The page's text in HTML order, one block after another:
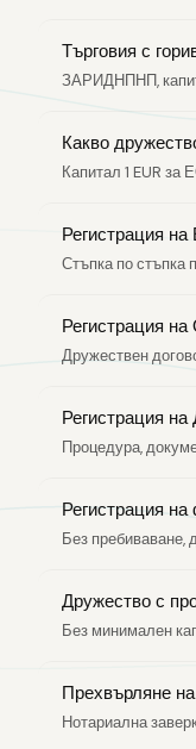
Търговия с
ЗАРИДНПНП,
Какво
Капитал 1 EUR
Регистрация
Стъпка по стъпка
Регистрация
Дружествен
Регистрация
Процедура,
Регистрация
Без пребиваване,
Дружество с
Без минимален
Прехвърляне
Нотариална